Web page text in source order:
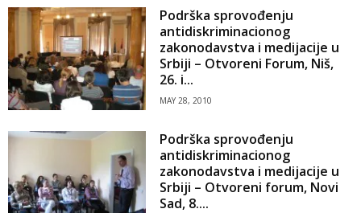
Podrška sprovođenju
antidiskriminacionog
zakonodavstva i medijacije u
Srbiji – Otvoreni Forum, Niš,
26. i...
MAY 28, 2010
Podrška sprovođenju
antidiskriminacionog
zakonodavstva i medijacije u
Srbiji – Otvoreni forum, Novi
Sad, 8....